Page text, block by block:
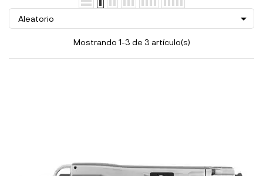
Aleatorio 
Mostrando 1-3 de 3 artículo(s)